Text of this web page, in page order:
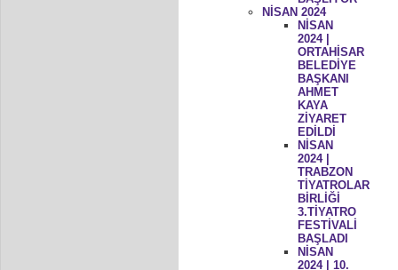
NİSAN 2024
NİSAN
2024 |
ORTAHİSAR
BELEDİYE
BAŞKANI
AHMET
KAYA
ZİYARET
EDİLDİ
NİSAN
2024 |
TRABZON
TİYATROLAR
BİRLİĞİ
3.TİYATRO
FESTİVALİ
BAŞLADI
NİSAN
2024 | 10.